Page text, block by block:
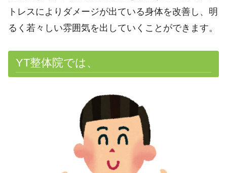
トレスによりダメージが出ている身体を改善し、明
るく若々しい雰囲気を出していくことができます。
YT整体院では、